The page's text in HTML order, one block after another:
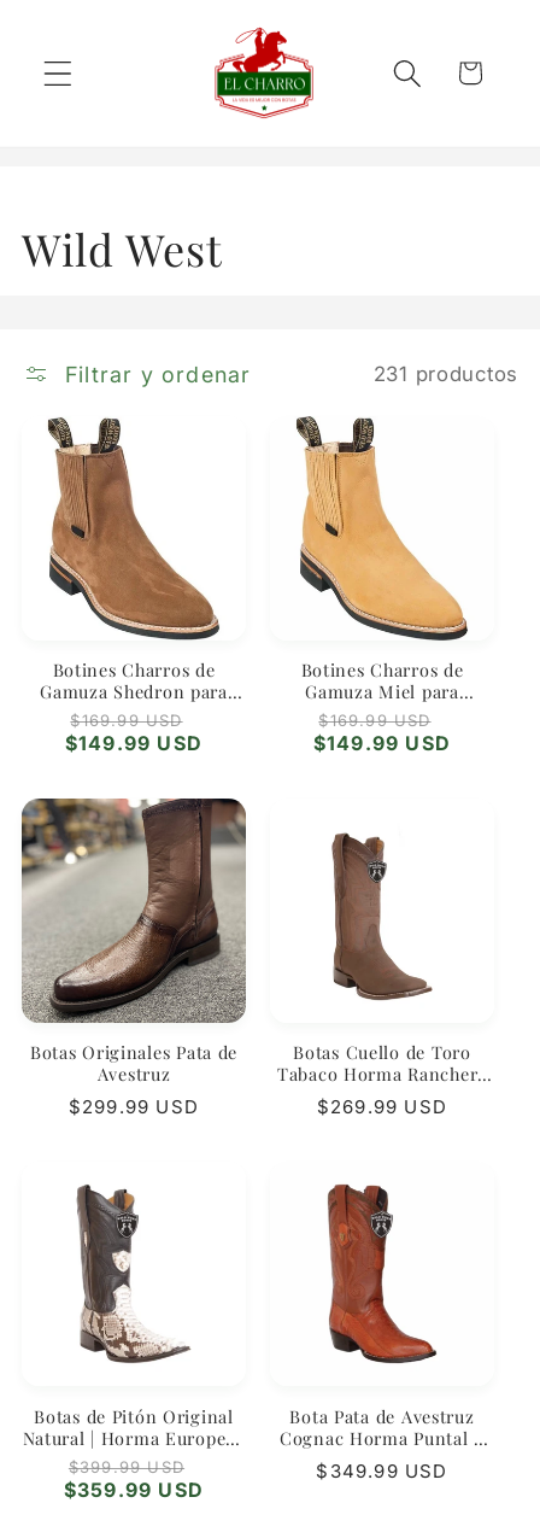
al contenido
Carrito
C
e
Wild West
Filtrar y ordenar 231 productos
Botines Charros de
Gamuza Shedron para
Hombre | Wild West
Precio
habitual
$169.99 USD
de
$149.99 USD
Botines Charros de
Gamuza Miel para
Hombre | Wild West
Precio
habitual
$169.99 USD
de
$149.99 USD
Botas Originales Pata de
Avestruz
Precio
$299.99 USD
Botas Cuello de Toro
Tabaco Horma Ranchera
– Wild West Boots
Precio
$269.99 USD
Botas de Pitón Original
Natural | Horma Europea |
Wild West
Precio
habitual
$399.99 USD
de
$359.99 USD
Bota Pata de Avestruz
Cognac Horma Puntal –
Wild West
Precio
$349.99 USD